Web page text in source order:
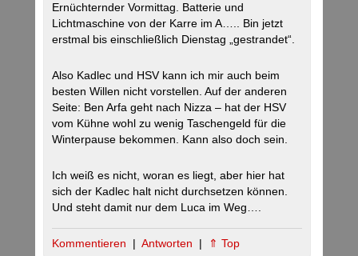
Ernüchternder Vormittag. Batterie und
Lichtmaschine von der Karre im A….. Bin jetzt
erstmal bis einschließlich Dienstag „gestrandet“.
Also Kadlec und HSV kann ich mir auch beim
besten Willen nicht vorstellen. Auf der anderen
Seite: Ben Arfa geht nach Nizza – hat der HSV
vom Kühne wohl zu wenig Taschengeld für die
Winterpause bekommen. Kann also doch sein.
Ich weiß es nicht, woran es liegt, aber hier hat
sich der Kadlec halt nicht durchsetzen können.
Und steht damit nur dem Luca im Weg….
Kommentieren | Antworten | ⇑ Top